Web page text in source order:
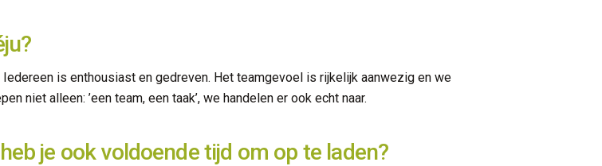
is enthousiast en gedreven. Het teamgevoel is rijkelijk aanwezig en we
niet alleen: ’een team, een taak’, we handelen er ook echt naar.
je ook voldoende tijd om op te laden?